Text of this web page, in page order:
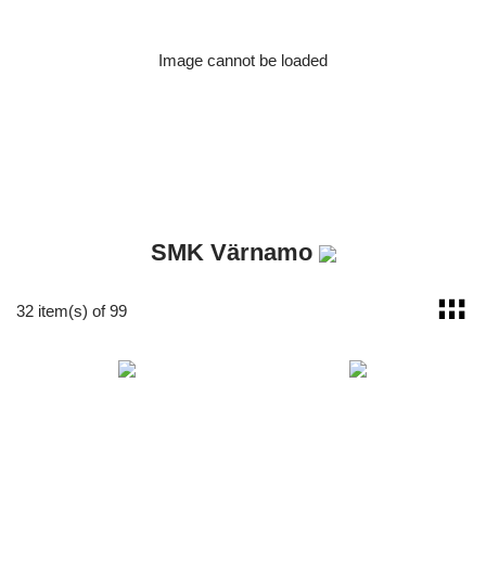
Image cannot be loaded
SMK Värnamo
32 item(s) of 99